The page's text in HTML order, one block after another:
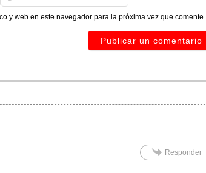
y web en este navegador para la próxima vez que comente.
Responder